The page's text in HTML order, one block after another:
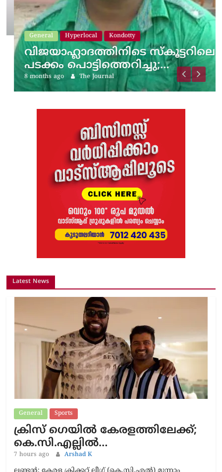
General Hyperlocal Kondotty
വിജയാഹ്ലാദത്തിനിടെ സ്കൂട്ടറിലെ
പടക്കം പൊട്ടിത്തെറിച്ചു;…
8 months ago The Journal
Latest News
General Sports
ക്രിസ് ഗെയിൽ കേരളത്തിലേക്ക്;
കെ.സി.എല്ലിൽ…
7 hours ago Arshad K